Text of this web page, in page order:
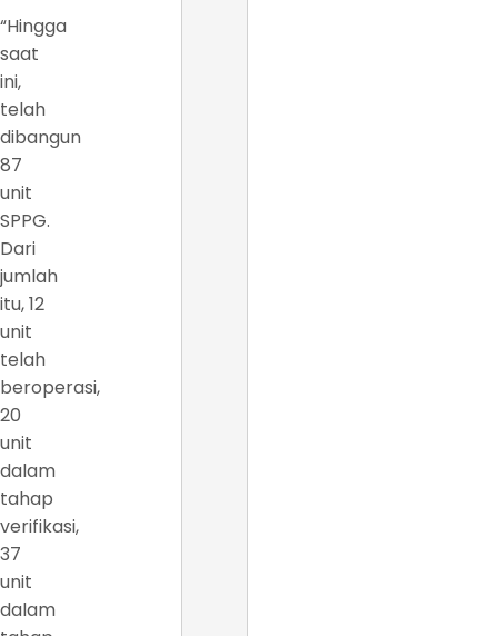
“Hingga
saat
ini,
telah
dibangun
87
unit
SPPG.
Dari
jumlah
itu, 12
unit
telah
beroperasi,
20
unit
dalam
tahap
verifikasi,
37
unit
dalam